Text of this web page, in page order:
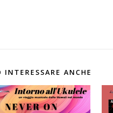
INTERESSARE ANCHE